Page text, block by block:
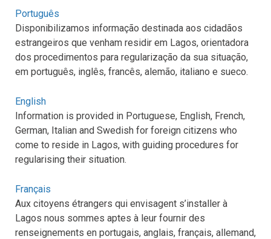
Português
Disponibilizamos informação destinada aos cidadãos
estrangeiros que venham residir em Lagos, orientadora
dos procedimentos para regularização da sua situação,
em português, inglês, francês, alemão, italiano e sueco.
English
Information is provided in Portuguese, English, French,
German, Italian and Swedish for foreign citizens who
come to reside in Lagos, with guiding procedures for
regularising their situation.
Français
Aux citoyens étrangers qui envisagent s’installer à
Lagos nous sommes aptes à leur fournir des
renseignements en portugais, anglais, français, allemand,